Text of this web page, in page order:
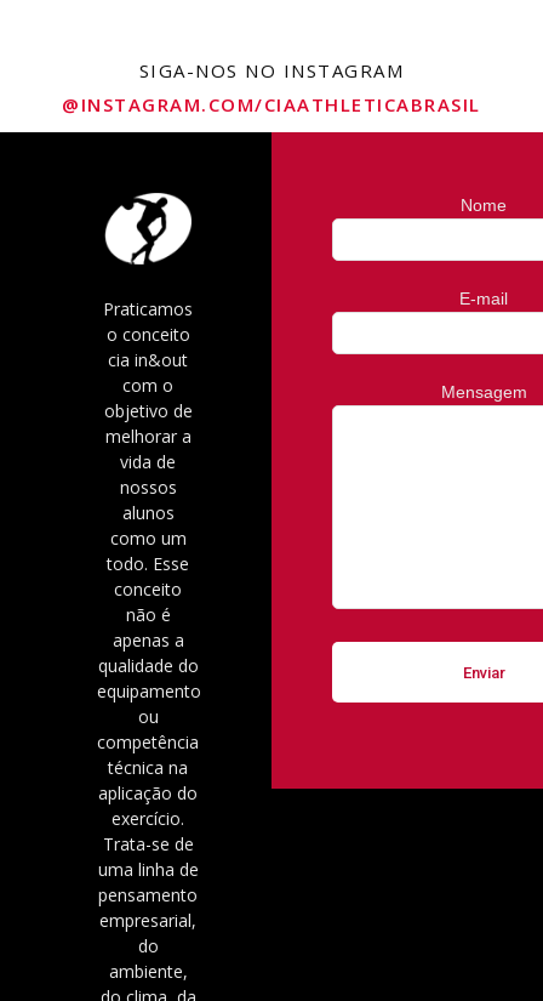
SIGA-NOS NO INSTAGRAM
@INSTAGRAM.COM/CIAATHLETICABRASIL
Nome
E-mail
Mensagem
Praticamos
o conceito
cia in&out
com o
objetivo de
melhorar a
vida de
nossos
alunos
como um
todo. Esse
conceito
não é
apenas a
qualidade do
equipamento
ou
competência
técnica na
aplicação do
exercício.
Trata-se de
uma linha de
pensamento
empresarial,
do
ambiente,